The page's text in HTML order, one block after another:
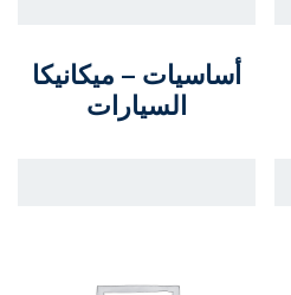
أساسيات – ميكانيكا
السيارات